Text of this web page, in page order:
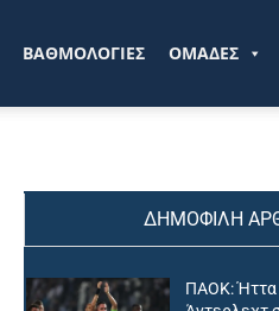
ΒΑΘΜΟΛΟΓΙΕΣ ΟΜΑΔΕΣ
ΔΗΜΟΦΙΛΗ
ΠΑΟΚ: Ήττα